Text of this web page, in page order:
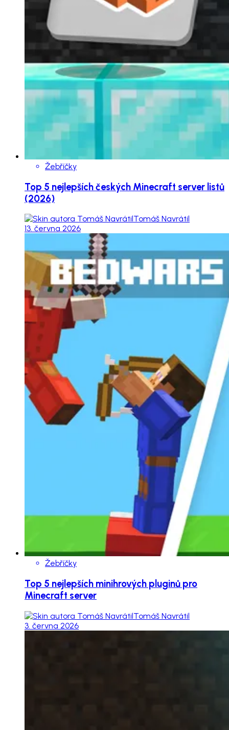
Žebříčky
Top 5 nejlepších českých Minecraft server listů
(2026)
Tomáš Navrátil
13. června 2026
Žebříčky
Top 5 nejlepších minihrových pluginů pro
Minecraft server
Tomáš Navrátil
3. června 2026